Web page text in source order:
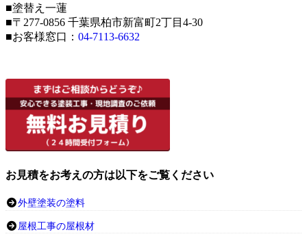
■塗替え一蓮
■〒277-0856 千葉県柏市新富町2丁目4-30
■お客様窓口： 04-7113-6632
お見積をお考えの方は以下をご覧ください
外壁塗装の塗料
屋根工事の屋根材